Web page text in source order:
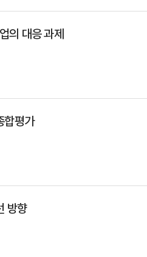
의 대응 과제
합평가
방향